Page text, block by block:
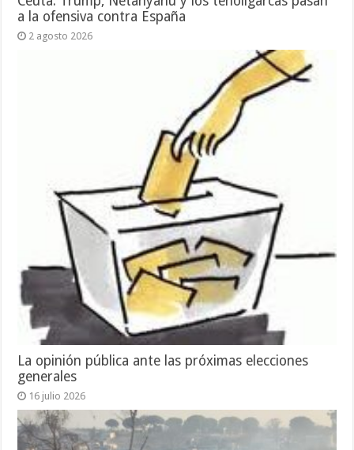
a la ofensiva contra España
2 agosto 2026
La opinión pública ante las próximas elecciones
generales
16 julio 2026